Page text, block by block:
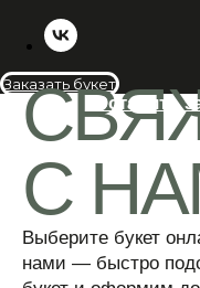
Заказать букет
Выберите букет онлайн или
нами — быстро подскажем,
+7 (977) 090-73-
Адрес магазина:
Инженерная, 21
Пишите нам: